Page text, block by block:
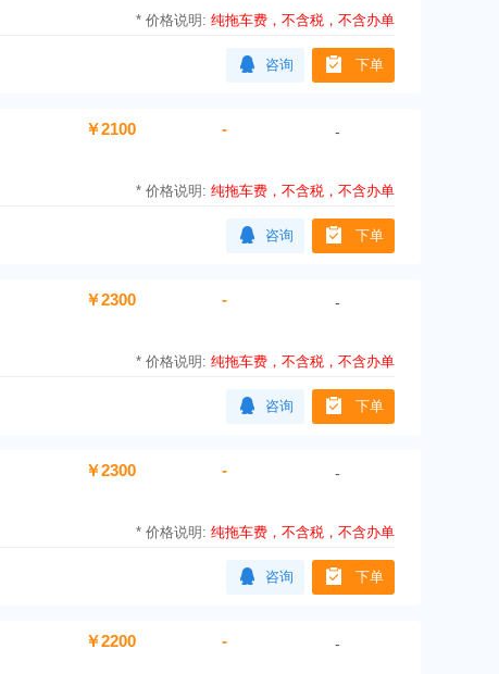
*价格说明:纯拖车费，不含税，不含办单
咨询 下单
￥2100 - -
*价格说明:纯拖车费，不含税，不含办单
咨询 下单
￥2300 - -
*价格说明:纯拖车费，不含税，不含办单
咨询 下单
￥2300 - -
*价格说明:纯拖车费，不含税，不含办单
咨询 下单
￥2200 - -